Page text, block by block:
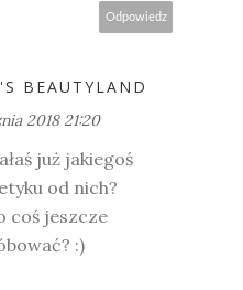
Odpowiedz
BEAUTYLAND
2018 21:20
już jakiegoś
od nich?
coś jeszcze
:)